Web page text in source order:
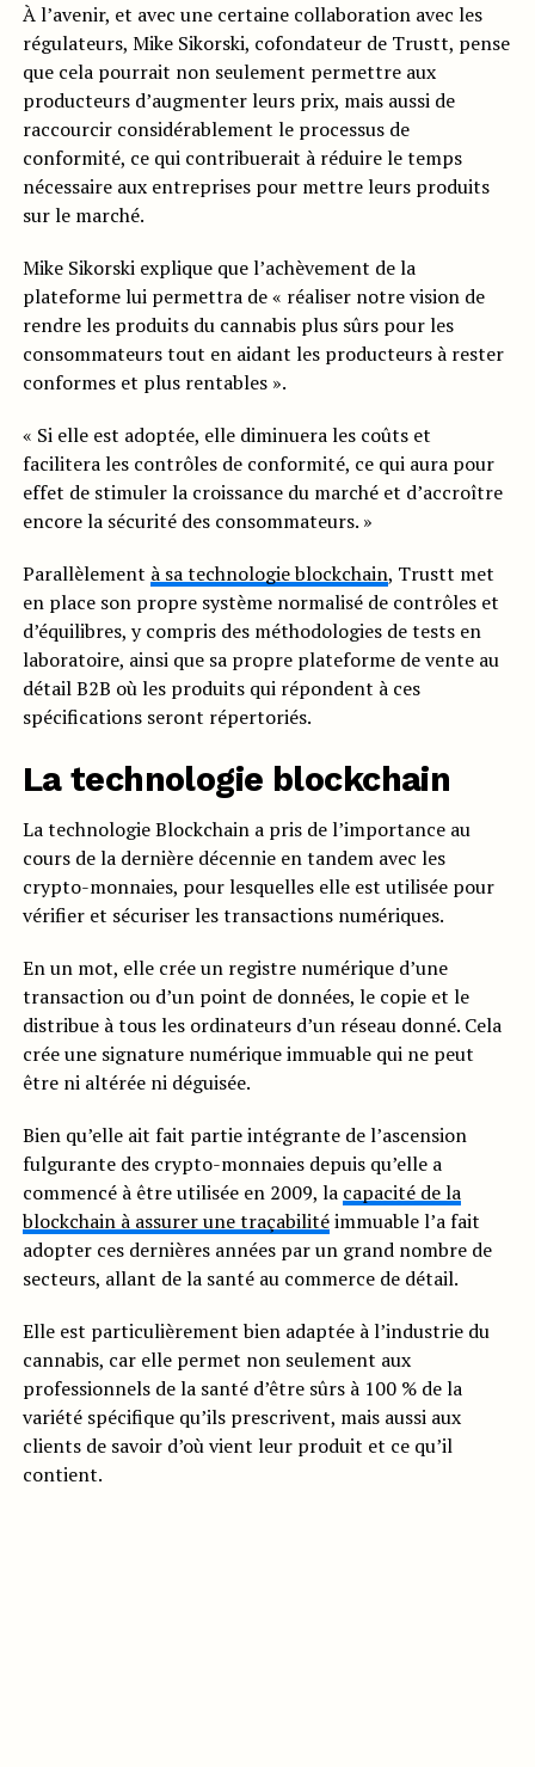
À l’avenir, et avec une certaine collaboration avec les
régulateurs, Mike Sikorski, cofondateur de Trustt, pense
que cela pourrait non seulement permettre aux
producteurs d’augmenter leurs prix, mais aussi de
raccourcir considérablement le processus de
conformité, ce qui contribuerait à réduire le temps
nécessaire aux entreprises pour mettre leurs produits
sur le marché.
Mike Sikorski explique que l’achèvement de la
plateforme lui permettra de « réaliser notre vision de
rendre les produits du cannabis plus sûrs pour les
consommateurs tout en aidant les producteurs à rester
conformes et plus rentables ».
« Si elle est adoptée, elle diminuera les coûts et
facilitera les contrôles de conformité, ce qui aura pour
effet de stimuler la croissance du marché et d’accroître
encore la sécurité des consommateurs. »
Parallèlement à sa technologie blockchain, Trustt met
en place son propre système normalisé de contrôles et
d’équilibres, y compris des méthodologies de tests en
laboratoire, ainsi que sa propre plateforme de vente au
détail B2B où les produits qui répondent à ces
spécifications seront répertoriés.
La technologie blockchain
La technologie Blockchain a pris de l’importance au
cours de la dernière décennie en tandem avec les
crypto-monnaies, pour lesquelles elle est utilisée pour
vérifier et sécuriser les transactions numériques.
En un mot, elle crée un registre numérique d’une
transaction ou d’un point de données, le copie et le
distribue à tous les ordinateurs d’un réseau donné. Cela
crée une signature numérique immuable qui ne peut
être ni altérée ni déguisée.
Bien qu’elle ait fait partie intégrante de l’ascension
fulgurante des crypto-monnaies depuis qu’elle a
commencé à être utilisée en 2009, la capacité de la
blockchain à assurer une traçabilitéimmuable l’a fait
adopter ces dernières années par un grand nombre de
secteurs, allant de la santé au commerce de détail.
Elle est particulièrement bien adaptée à l’industrie du
cannabis, car elle permet non seulement aux
professionnels de la santé d’être sûrs à 100 % de la
variété spécifique qu’ils prescrivent, mais aussi aux
clients de savoir d’où vient leur produit et ce qu’il
contient.